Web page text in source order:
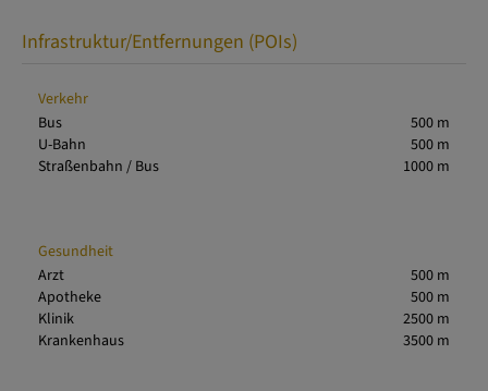
Infrastruktur/Entfernungen (POIs)
Verkehr
Bus
500 m
U-Bahn
500 m
Straßenbahn / Bus
1000 m
Gesundheit
Arzt
500 m
Apotheke
500 m
Klinik
2500 m
Krankenhaus
3500 m